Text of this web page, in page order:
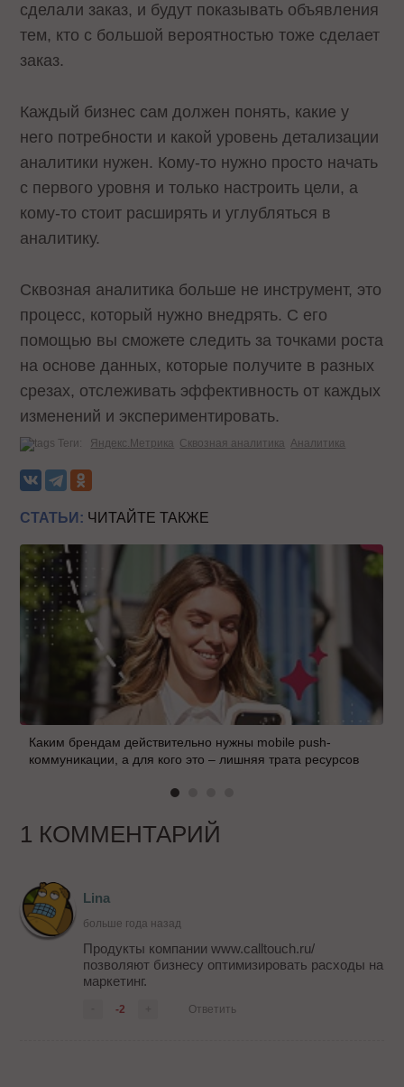
сделали заказ, и будут показывать объявления
тем, кто с большой вероятностью тоже сделает
заказ.
Каждый бизнес сам должен понять, какие у
него потребности и какой уровень детализации
аналитики нужен. Кому-то нужно просто начать
с первого уровня и только настроить цели, а
кому-то стоит расширять и углубляться в
аналитику.
Сквозная аналитика больше не инструмент, это
процесс, который нужно внедрять. С его
помощью вы сможете следить за точками роста
на основе данных, которые получите в разных
срезах, отслеживать эффективность от каждых
изменений и экспериментировать.
Теги: Яндекс.Метрика Сквозная аналитика Аналитика
СТАТЬИ: ЧИТАЙТЕ ТАКЖЕ
Каким брендам действительно нужны mobile push-
коммуникации, а для кого это – лишняя трата ресурсов
1 КОММЕНТАРИЙ
Lina
больше года назад
Продукты компании www.calltouch.ru/
позволяют бизнесу оптимизировать расходы на
маркетинг.
-2 Ответить